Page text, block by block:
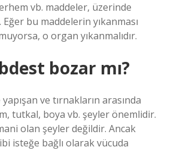
vb. maddeler, üzerinde
bu maddelerin yıkanması
o organ yıkanmalıdır.
bozar mı?
ve tırnakların arasında
tutkal, boya vb. şeyler önemlidir.
olan şeyler değildir. Ancak
isteğe bağlı olarak vücuda